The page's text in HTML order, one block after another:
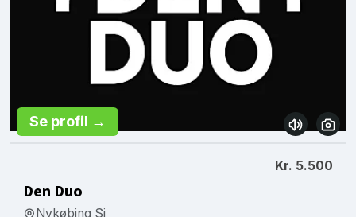
Se profil →
Kr. 5.500
Den Duo
Nykøbing Sj